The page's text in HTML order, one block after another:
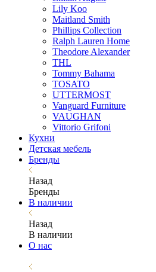
Lily Koo
Maitland Smith
Phillips Collection
Ralph Lauren Home
Theodore Alexander
THL
Tommy Bahama
TOSATO
UTTERMOST
Vanguard Furniture
VAUGHAN
Vittorio Grifoni
Кухни
Детская мебель
Бренды
Назад
Бренды
В наличии
Назад
В наличии
О нас